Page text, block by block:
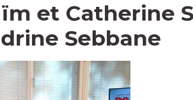
et Catherine
Sebbane